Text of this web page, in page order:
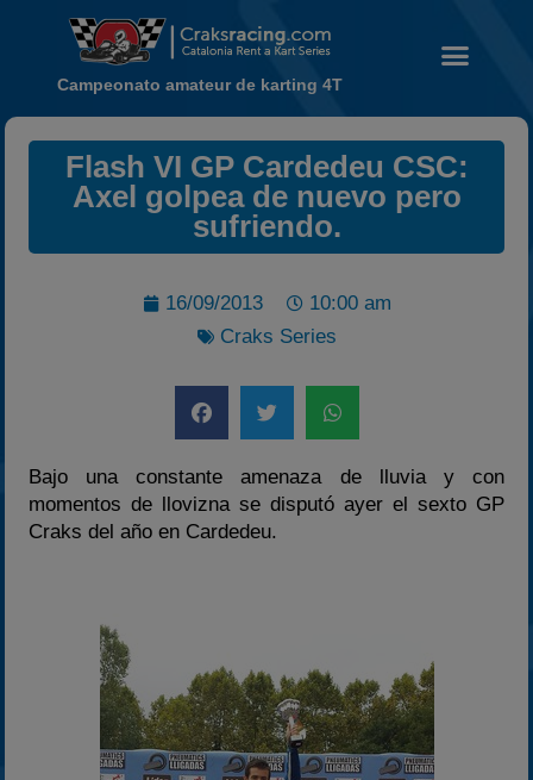
Noticias
Calendario
Campeonato
Temporadas anteriores
Campeonato amateur de karting 4T
Flash VI GP Cardedeu CSC:
Axel golpea de nuevo pero
sufriendo.
16/09/2013
10:00 am
Craks Series
Bajo una constante amenaza de lluvia y con
momentos de llovizna se disputó ayer el sexto GP
Craks del año en Cardedeu.